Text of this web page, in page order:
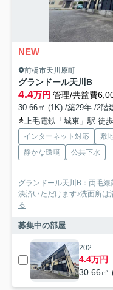
NEW
前橋市天川原町
グランドール天川B
4.4万円 管理/共益費
30.66㎡ (1K) /築29年 /2階
上毛電鉄「城東」駅 徒
インターネット対応 敷
静かな環境
公共下水
グランドール天川B：両毛
決済いただけます♪洗面所は
る
募集中の部屋
202
4.4万円
30.66㎡